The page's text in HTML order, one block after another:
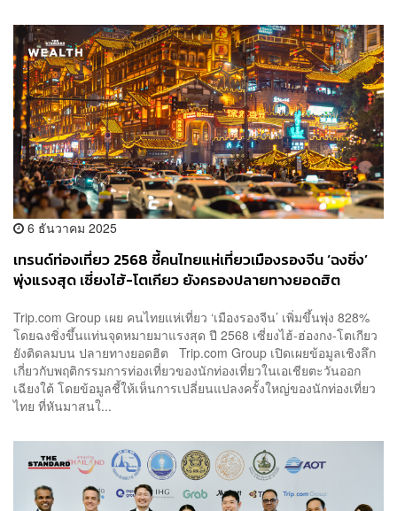
6 ธันวาคม 2025
เทรนด์ท่องเที่ยว 2568 ชี้คนไทยแห่เที่ยวเมืองรองจีน ‘ฉงชิ่ง’
พุ่งแรงสุด เซี่ยงไฮ้-โตเกียว ยังครองปลายทางยอดฮิต
Trip.com Group เผย คนไทยแห่เที่ยว ‘เมืองรองจีน’ เพิ่มขึ้นพุ่ง 828%
โดยฉงชิ่งขึ้นแท่นจุดหมายมาแรงสุด ปี 2568 เซี่ยงไฮ้-ฮ่องกง-โตเกียว
ยังติดลมบน ปลายทางยอดฮิต Trip.com Group เปิดเผยข้อมูลเชิงลึก
เกี่ยวกับพฤติกรรมการท่องเที่ยวของนักท่องเที่ยวในเอเชียตะวันออก
เฉียงใต้ โดยข้อมูลชี้ให้เห็นการเปลี่ยนแปลงครั้งใหญ่ของนักท่องเที่ยว
ไทย ที่หันมาสนใ...